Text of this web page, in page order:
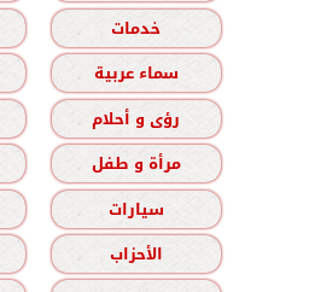
خدمات
سماء عربية
رؤى و أحلام
مرأة و طفل
سيارات
الأحزاب